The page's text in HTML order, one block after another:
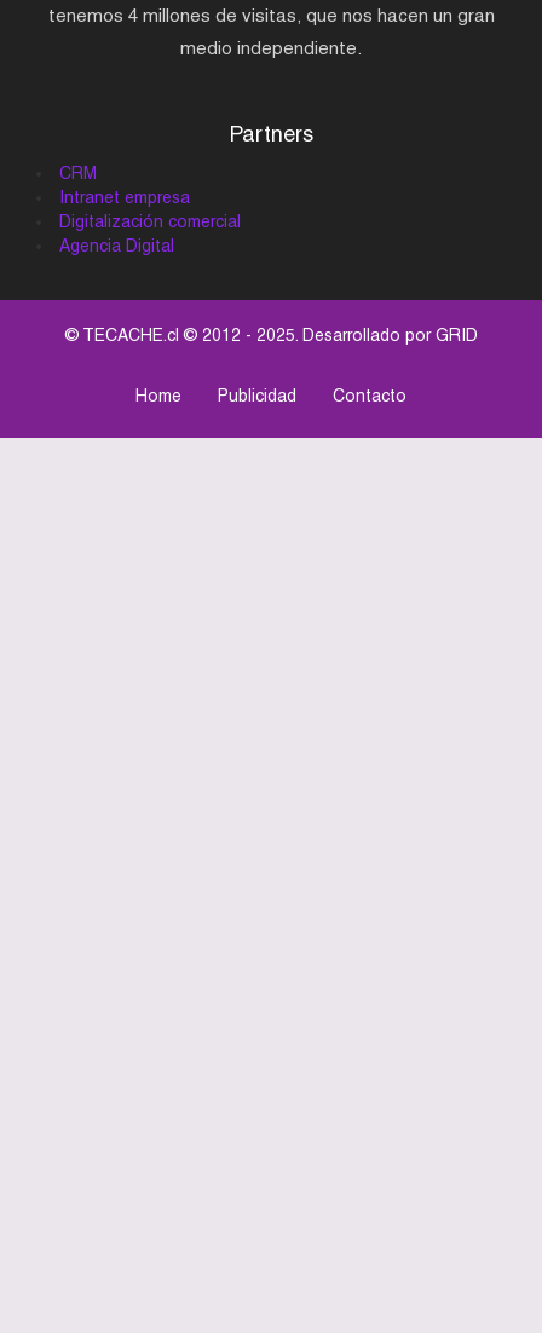
tenemos 4 millones de visitas, que nos hacen un gran
medio independiente.
Partners
CRM
Intranet empresa
Digitalización comercial
Agencia Digital
© TECACHE.cl © 2012 - 2025. Desarrollado porGRID
Home Publicidad Contacto